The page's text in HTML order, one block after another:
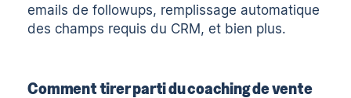
emails de followups, remplissage automatique
des champs requis du CRM, et bien plus.
Comment tirer parti du coaching de vente